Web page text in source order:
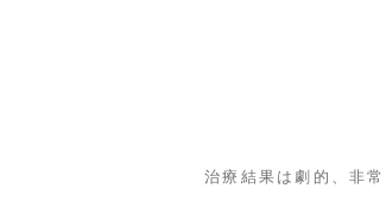
治療結果は劇的、非